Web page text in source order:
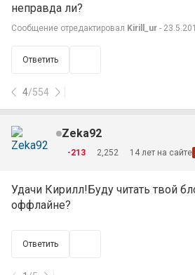
неправда ли?
Сообщение отредактировал Kirill_ur -
Ответить
4/554
Zeka92
-213 2,252 14 лет на сайте
Удачи Кирилл!Буду читать твой
оффлайне?
Ответить